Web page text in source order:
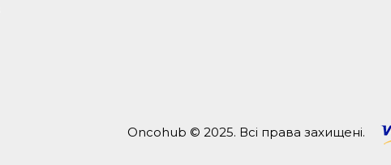
Oncohub © 2025. Всі права захищені.